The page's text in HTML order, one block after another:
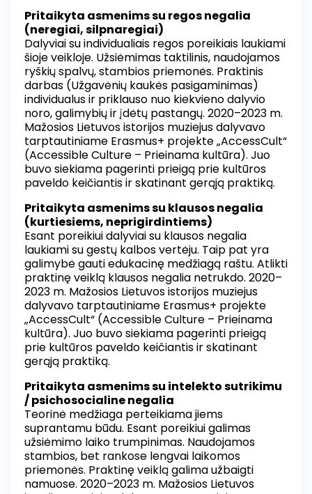
Pritaikyta asmenims su regos negalia
(neregiai, silpnaregiai)
Dalyviai su individualiais regos poreikiais laukiami
šioje veikloje. Užsiėmimas taktilinis, naudojamos
ryškių spalvų, stambios priemonės. Praktinis
darbas (Užgavėnių kaukės pasigaminimas)
individualus ir priklauso nuo kiekvieno dalyvio
noro, galimybių ir įdėtų pastangų. 2020–2023 m.
Mažosios Lietuvos istorijos muziejus dalyvavo
tarptautiniame Erasmus+ projekte „AccessCult“
(Accessible Culture – Prieinama kultūra). Juo
buvo siekiama pagerinti prieigą prie kultūros
paveldo keičiantis ir skatinant gerąją praktiką.
Pritaikyta asmenims su klausos negalia
(kurtiesiems, neprigirdintiems)
Esant poreikiui dalyviai su klausos negalia
laukiami su gestų kalbos vertėju. Taip pat yra
galimybė gauti edukacinę medžiagą raštu. Atlikti
praktinę veiklą klausos negalia netrukdo. 2020–
2023 m. Mažosios Lietuvos istorijos muziejus
dalyvavo tarptautiniame Erasmus+ projekte
„AccessCult“ (Accessible Culture – Prieinama
kultūra). Juo buvo siekiama pagerinti prieigą
prie kultūros paveldo keičiantis ir skatinant
gerąją praktiką.
Pritaikyta asmenims su intelekto sutrikimu
/ psichosocialine negalia
Teorinė medžiaga perteikiama jiems
suprantamu būdu. Esant poreikiui galimas
užsiėmimo laiko trumpinimas. Naudojamos
stambios, bet rankose lengvai laikomos
priemonės. Praktinę veiklą galima užbaigti
namuose. 2020–2023 m. Mažosios Lietuvos